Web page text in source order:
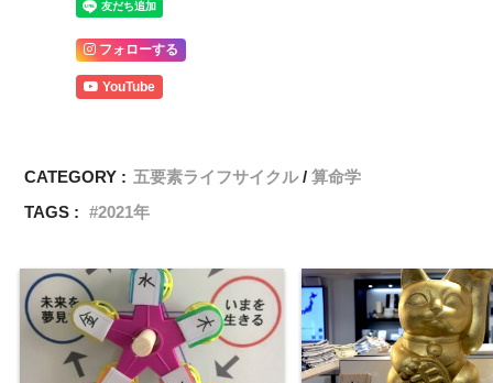
フォローする
YouTube
CATEGORY : 五要素ライフサイクル
算命学
TAGS :
2021年